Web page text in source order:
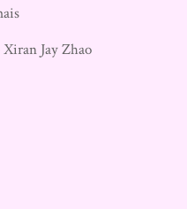
Jay Zhao